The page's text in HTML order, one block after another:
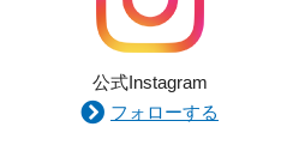
公式Instagram
フォローする